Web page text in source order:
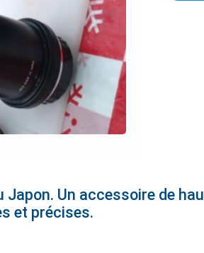
Un accessoire de
et précises.